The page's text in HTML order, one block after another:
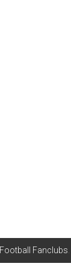
Fanclubs